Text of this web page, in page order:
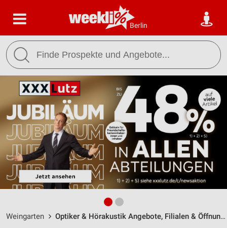
Berlin
Weingarten Optiker & Hörakustik Angebote, Filialen & Öffnungszeiten